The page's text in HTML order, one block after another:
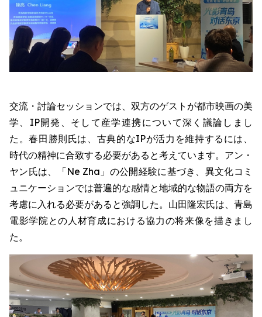
交流・討論セッションでは、双方のゲストが都市映画の美
学、IP開発、そして産学連携について深く議論しまし
た。春田勝則氏は、古典的なIPが活力を維持するには、
時代の精神に合致する必要があると考えています。アン・
ヤン氏は、「Ne Zha」の公開経験に基づき、異文化コミ
ュニケーションでは普遍的な感情と地域的な物語の両方を
考慮に入れる必要があると強調した。山田隆宏氏は、青島
電影学院との人材育成における協力の将来像を描きまし
た。